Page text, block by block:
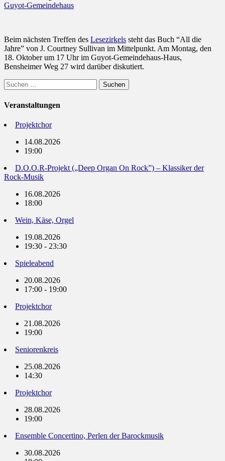
Guyot-Gemeindehaus
Beim nächsten Treffen des Lesezirkels steht das Buch “All die
Jahre” von J. Courtney Sullivan im Mittelpunkt. Am Montag, den
18. Oktober um 17 Uhr im Guyot-Gemeindehaus-Haus,
Bensheimer Weg 27 wird darüber diskutiert.
Suchen
nach:
Veranstaltungen
Projektchor
14.08.2026
19:00
D.O.O.R-Projekt („Deep Organ On Rock”) – Klassiker der
Rock-Musik
16.08.2026
18:00
Wein, Käse, Orgel
19.08.2026
19:30 - 23:30
Spieleabend
20.08.2026
17:00 - 19:00
Projektchor
21.08.2026
19:00
Seniorenkreis
25.08.2026
14:30
Projektchor
28.08.2026
19:00
Ensemble Concertino, Perlen der Barockmusik
30.08.2026